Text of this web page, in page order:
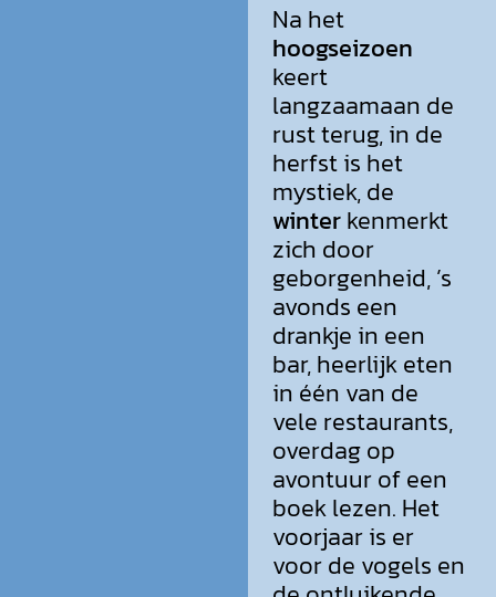
Na het
hoogseizoen
keert
langzaamaan de
rust terug, in de
herfst is het
mystiek, de
winterkenmerkt
zich door
geborgenheid, ’s
avonds een
drankje in een
bar, heerlijk eten
in één van de
vele restaurants,
overdag op
avontuur of een
boek lezen. Het
voorjaar is er
voor de vogels en